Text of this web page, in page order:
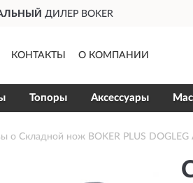
ДИЛЕР BOKER
КОНТАКТЫ О КОМПАНИИ
Топоры Аксессуары
о Складной нож BOKER PLUS DOGLEG